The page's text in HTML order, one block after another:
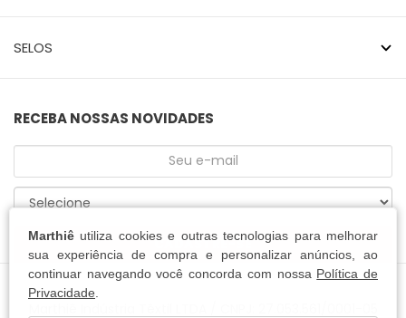
Marthiê utiliza cookies e outras tecnologias para melhorar
sua experiência de compra e personalizar anúncios, ao
continuar navegando você concorda com nossa Política de
Privacidade
SELOS
RECEBA NOSSAS NOVIDADES
CADASTRE-SE